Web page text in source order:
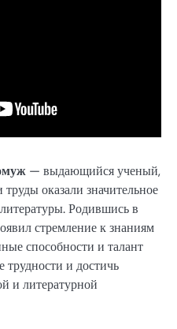
— выдающийся ученый,
труды оказали значительное
Родившись в
стремление к знаниям
способности и талант
трудности и достичь
и литературной